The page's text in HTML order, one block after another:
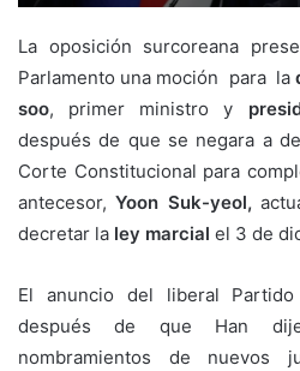
La oposición surcoreana
Parlamento una moción para la
soo, primer ministro y
después de que se negara a
Corte Constitucional para
antecesor,Yoon Suk-yeol,
decretar la ley marcial el 3 de
El anuncio del liberal
después de que Han
nombramientos de nuevos